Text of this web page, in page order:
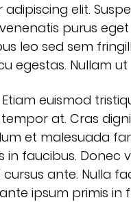
elit.
purus eget
leo sed sem
egestas. Nullam ut
Etiam euismod
at. Cras
et malesuada
in faucibus. Donec
ante. Nulla
ipsum primis in